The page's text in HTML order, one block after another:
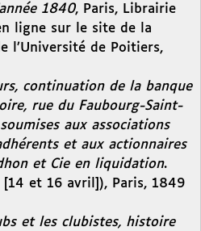
1840, Paris, Librairie
ligne sur le site de la
l’Université de Poitiers,
continuation de la banque
rue du Faubourg-Saint-
aux associations
et aux actionnaires
et Cie en liquidation.
[14 et 16 avril]), Paris, 1849
et les clubistes, histoire